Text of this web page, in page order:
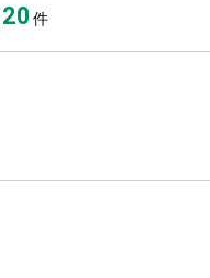
20件